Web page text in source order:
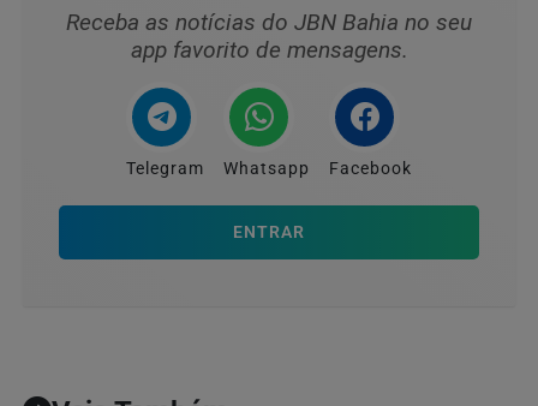
Receba as notícias do JBN Bahia no seu
app favorito de mensagens.
Telegram Whatsapp Facebook
ENTRAR